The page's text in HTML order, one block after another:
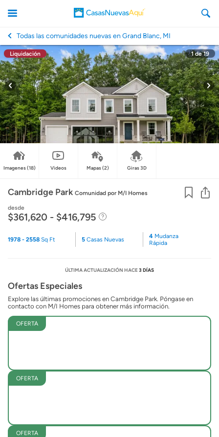
CasasNuevasAqui
Todas las comunidades nuevas en Grand Blanc, MI
Liquidación 1 de19
Imagenes(18) Videos Mapas(2) Giras 3D
Cambridge Park Comunidad por M/I Homes
desde
$361,620 - $416,795
1978 - 2558 Sq Ft 5Casas Nuevas 4 Mudanza
Rápida
ÚLTIMA ACTUALIZACIÓN HACE3 DÍAS
Ofertas Especiales
Explore las últimas promociones en Cambridge Park. Póngase en
contacto con M/I Homes para obtener más información.
OFERTA
OFERTA
OFERTA